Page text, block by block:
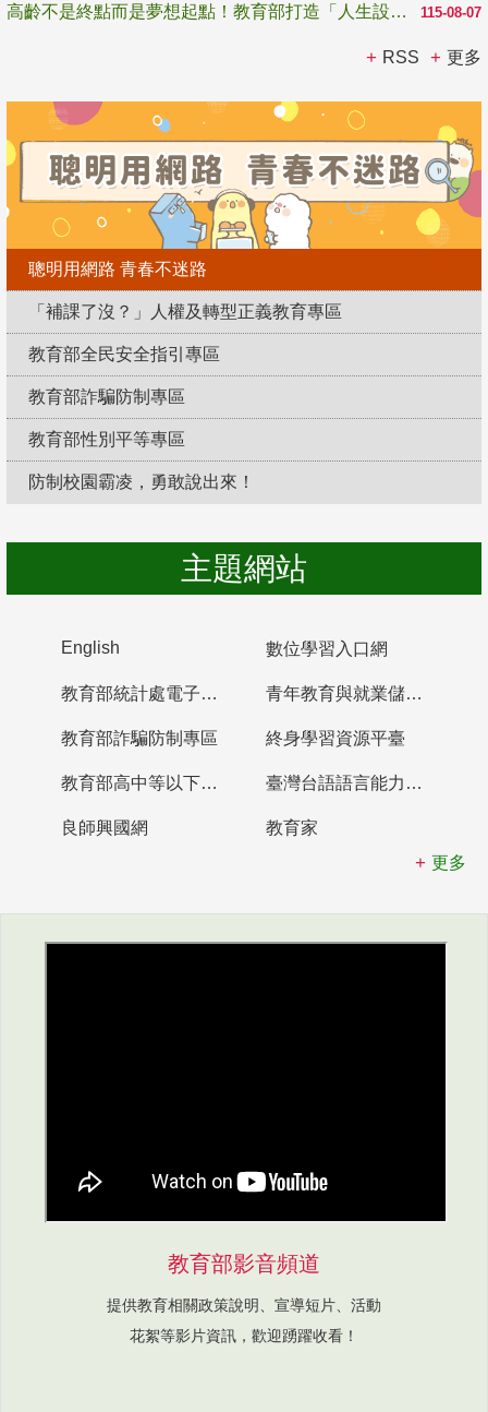
115-08-07
高齡不是終點而是夢想起點！教育部打造「人生設計夢工場」 參展第3屆高齡健康產業博覽會
RSS 更多
聰明用網路 青春不迷路
「補課了沒？」人權及轉型正義教育專區
教育部全民安全指引專區
教育部詐騙防制專區
教育部性別平等專區
防制校園霸凌，勇敢說出來！
主題網站
English 數位學習入口網
教育部統計處電子書櫃 青年教育與就業儲蓄帳戶
教育部詐騙防制專區 終身學習資源平臺
教育部高中等以下學校及幼兒園教師資格檢定考試 臺灣台語語言能力認證網站
良師興國網
教育家
更多
教育部影音頻道
提供教育相關政策說明、宣導短片、活動
花絮等影片資訊，歡迎踴躍收看！